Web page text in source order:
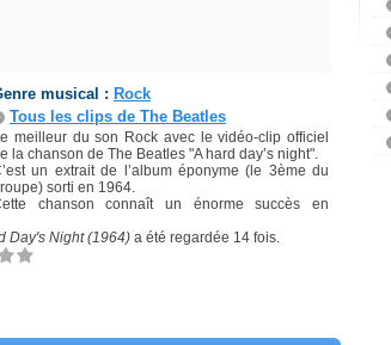
musical : Rock
Tous les clips de The Beatles
meilleur du son Rock avec le vidéo-clip officiel
la chanson de The Beatles "A hard day’s night".
un extrait de l’album éponyme (le 3ème du
sorti en 1964.
chanson connaît un énorme succès en
Day's Night (1964) a été regardée 14 fois.